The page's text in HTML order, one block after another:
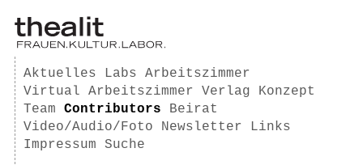
Aktuelles Labs
Arbeitszimmer
Virtual Arbeitszimmer
Verlag
Konzept
Team
Contributors
Beirat
Video/Audio/Foto
Newsletter
Links
Impressum
Suche